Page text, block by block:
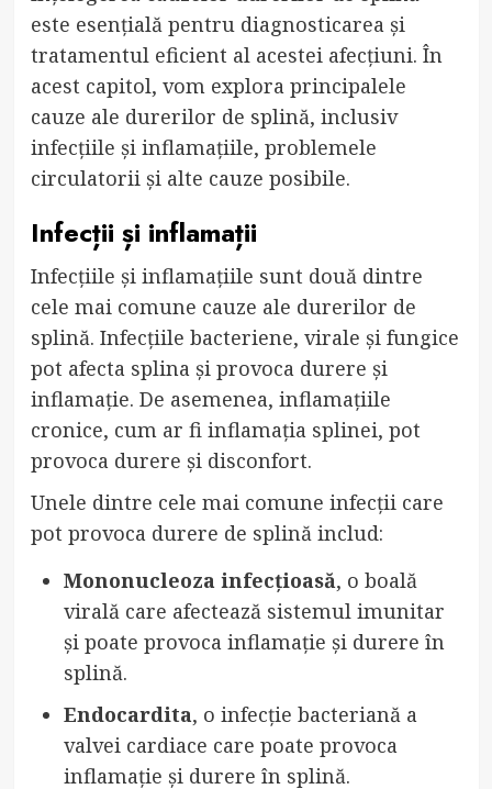
este esențială pentru diagnosticarea și
tratamentul eficient al acestei afecțiuni. În
acest capitol, vom explora principalele
cauze ale durerilor de splină, inclusiv
infecțiile și inflamațiile, problemele
circulatorii și alte cauze posibile.
Infecții și inflamații
Infecțiile și inflamațiile sunt două dintre
cele mai comune cauze ale durerilor de
splină. Infecțiile bacteriene, virale și fungice
pot afecta splina și provoca durere și
inflamație. De asemenea, inflamațiile
cronice, cum ar fi inflamația splinei, pot
provoca durere și disconfort.
Unele dintre cele mai comune infecții care
pot provoca durere de splină includ:
Mononucleoza infecțioasă, o boală
virală care afectează sistemul imunitar
și poate provoca inflamație și durere în
splină.
Endocardita, o infecție bacteriană a
valvei cardiace care poate provoca
inflamație și durere în splină.